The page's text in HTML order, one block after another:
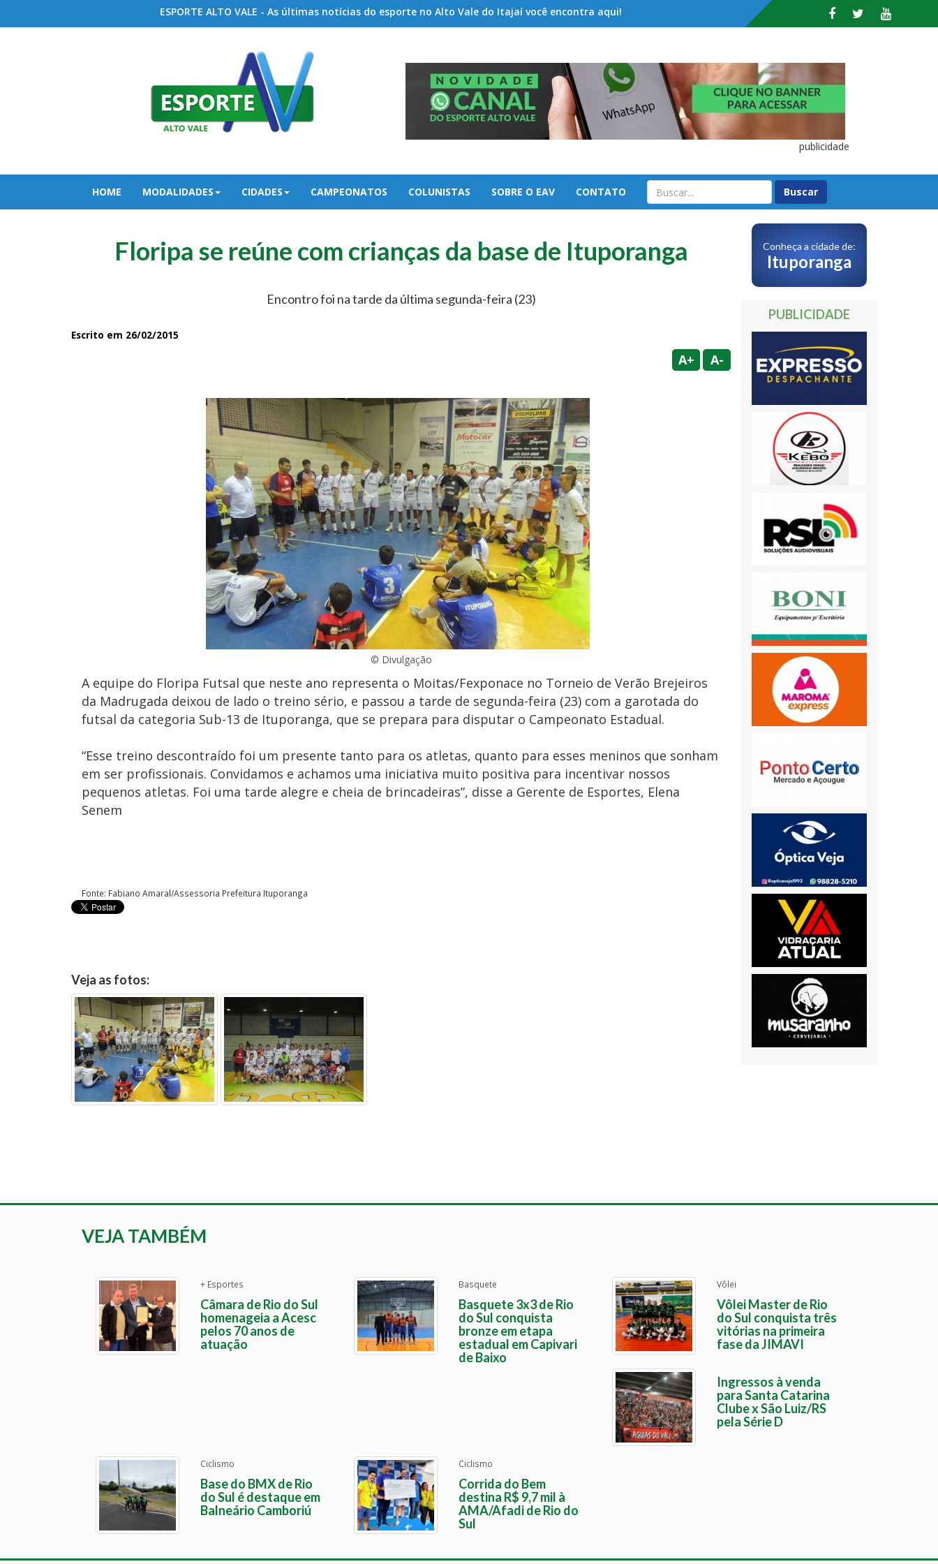
ESPORTE ALTO VALE - As últimas notícias do esporte no Alto Vale do Itajaí você encontra aqui!
publicidade
HOME MODALIDADES CIDADES CAMPEONATOS COLUNISTAS SOBRE O EAV CONTATO
Floripa se reúne com crianças da base de Ituporanga
Encontro foi na tarde da última segunda-feira (23)
Escrito em 26/02/2015
A+ A-
© Divulgação
A equipe do Floripa Futsal que neste ano representa o Moitas/Fexponace no Torneio de Verão Brejeiros
da Madrugada deixou de lado o treino sério, e passou a tarde de segunda-feira (23) com a garotada do
futsal da categoria Sub-13 de Ituporanga, que se prepara para disputar o Campeonato Estadual.
“Esse treino descontraído foi um presente tanto para os atletas, quanto para esses meninos que sonham
em ser profissionais. Convidamos e achamos uma iniciativa muito positiva para incentivar nossos
pequenos atletas. Foi uma tarde alegre e cheia de brincadeiras”, disse a Gerente de Esportes, Elena
Senem
Fonte: Fabiano Amaral/Assessoria Prefeitura Ituporanga
Veja as fotos:
Conheça a cidade de:
Ituporanga
PUBLICIDADE
VEJA TAMBÉM
+ Esportes
Câmara de Rio do Sul
homenageia a Acesc
pelos 70 anos de
atuação
Basquete
Basquete 3x3 de Rio
do Sul conquista
bronze em etapa
estadual em Capivari
de Baixo
Vôlei
Vôlei Master de Rio
do Sul conquista três
vitórias na primeira
fase da JIMAVI
Ingressos à venda
para Santa Catarina
Clube x São Luiz/RS
pela Série D
Ciclismo
Base do BMX de Rio
do Sul é destaque em
Balneário Camboriú
Ciclismo
Corrida do Bem
destina R$ 9,7 mil à
AMA/Afadi de Rio do
Sul